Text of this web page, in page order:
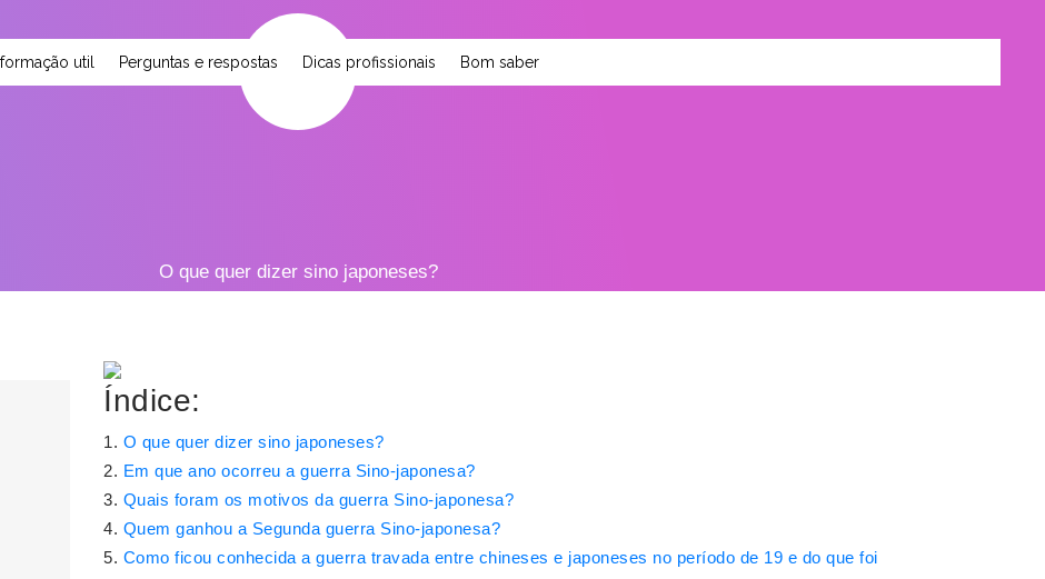
util Perguntas e respostas Dicas profissionais Bom saber
O que quer dizer sino japoneses?
Índice:
O que quer dizer sino japoneses?
Em que ano ocorreu a guerra Sino-japonesa?
Quais foram os motivos da guerra Sino-japonesa?
Quem ganhou a Segunda guerra Sino-japonesa?
Como ficou conhecida a guerra travada entre chineses e japoneses no período de 19 e do que foi